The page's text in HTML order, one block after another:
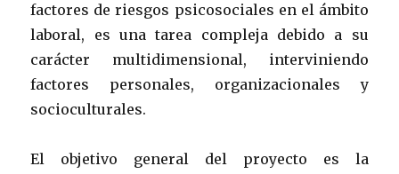
factores de riesgos psicosociales en el ámbito
laboral, es una tarea compleja debido a su
carácter multidimensional, interviniendo
factores personales, organizacionales y
socioculturales.
El objetivo general del proyecto es la